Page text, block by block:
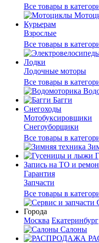
Все товары в
Курьерам
Взрослые
Все товары в
Лодки
Лодочные моторы
Все товары в
Багги
Снегоходы
Мотобуксировщики
Снегоуборщики
Все товары в
Запись на ТО и
Гарантия
Запчасти
Все товары в
Города
Москва Екатеринбург
Салоны